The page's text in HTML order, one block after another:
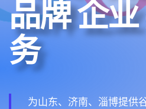
品牌 企
务
为山东、济南、淄博提供